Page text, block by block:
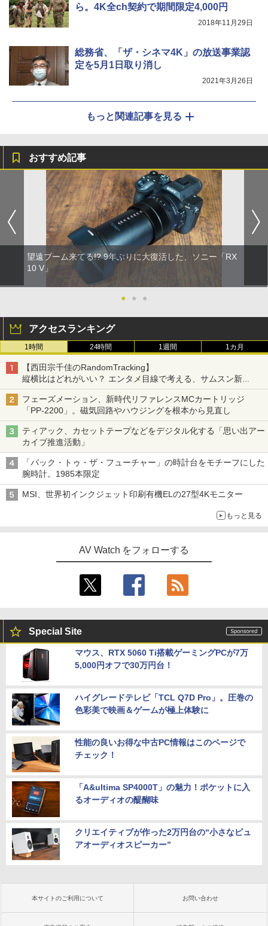
ら。4K全ch契約で期間限定4,000円
2018年11月29日
総務省、「ザ・シネマ4K」の放送事業認
定を5月1日取り消し
2021年3月26日
もっと関連記事を見る
おすすめ記事
望遠ブーム来てる!? 9年ぶりに大復活した、ソニー「RX
10 V」
● ● ●
アクセスランキング
1時間 24時間 1週間 1カ月
【西田宗千佳のRandomTracking】
縦横比はどれがいい？ エンタメ目線で考える、サムスン新
「Galaxy Z Fold」
フェーズメーション、新時代リファレンスMCカートリッジ
「PP-2200」。磁気回路やハウジングを根本から見直し
ティアック、カセットテープなどをデジタル化する「思い出アー
カイブ推進活動」
「バック・トゥ・ザ・フューチャー」の時計台をモチーフにした
腕時計。1985本限定
MSI、世界初インクジェット印刷有機ELの27型4Kモニター
もっと見る
AV Watch をフォローする
Special Site
マウス、RTX 5060 Ti搭載ゲーミングPCが7万
5,000円オフで30万円台！
ハイグレードテレビ「TCL Q7D Pro」。圧巻の
色彩美で映画＆ゲームが極上体験に
性能の良いお得な中古PC情報はこのページで
チェック！
「A&ultima SP4000T」の魅力！ポケットに入
るオーディオの醍醐味
クリエイティブが作った2万円台の“小さなピュ
アオーディオスピーカー”
本サイトのご利用について お問い合わせ